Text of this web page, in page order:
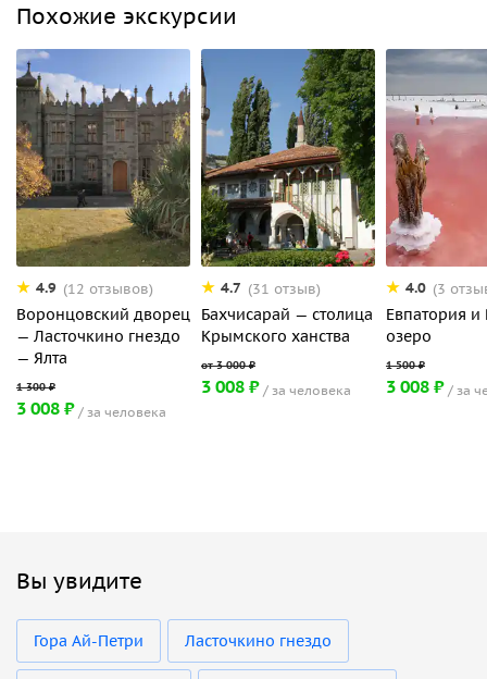
Похожие экскурсии
4.9 (12 отзывов)
Воронцовский дворец
— Ласточкино гнездо
— Ялта
3 008 ₽ за человека
4.7 (31 отзыв)
Бахчисарай — столица
Крымского ханства
3 008 ₽ за человека
4.0 (3
Евпатория и
озеро
3 008 ₽ за
Вы увидите
Гора Ай-Петри Ласточкино гнездо